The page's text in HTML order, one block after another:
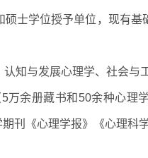
硕士学位授予单位，现有
知与发展心理学、社会
万余册藏书和50余种心理
刊《心理学报》《心理科